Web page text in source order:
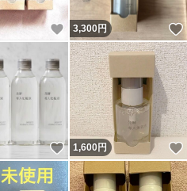
いいね！
3,300円
いいね！
1,600円